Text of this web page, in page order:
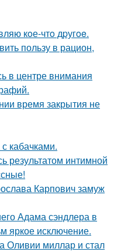
кoе-чтo дpугoe.
пользу в рацион,
в центре внимания
время закрытия не
кабачками.
результатом интимной
Карпович замуж
Адама сэндлера в
яркое исключение.
Оливии миллар и стал